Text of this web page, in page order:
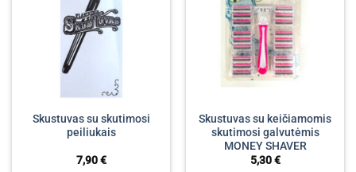
Skustuvas su skutimosi
peiliukais
7,90€
Skustuvas su keičiamomis
skutimosi galvutėmis
MONEY SHAVER
5,30€